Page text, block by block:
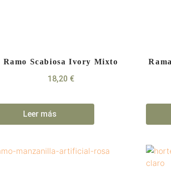
Ramo Scabiosa Ivory Mixto
18,20 €
Leer más